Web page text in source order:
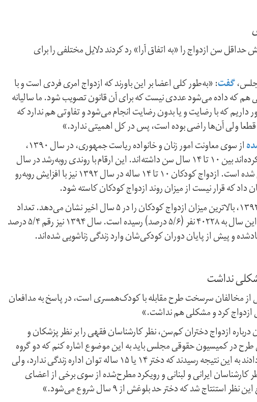
سن ازدواج را «به اتفاق آرا» رد کردند دلایل مختلفی را برای
گفت: «به‌طور کلی اعضا بر این باورند که ازدواج امری فردی است و با
هم که داده می‌شود عددی نیست که برای آن قانون تصویب شود. ما سالیانه
ازدواج زیر ۱۳ سال در کشور داریم که با رضایت و یا بدون رضایت انجام می‌شود و تفاوتی هم ندارد که
ولی آن‌ها راضی بوده است، پس در کل اهمیتی ندارد.»
از سوی معاونت امور زنان و خانواده ریاست جمهوری، در سال ۱۳۹۰،
۳۹۶۰۹ نفر ( ۴/۵ درصد) از کودکانی که ازدواج کرده‌اند بین ۱۰ تا ۱۴ سال سن داشته‌اند. این ارقام با روندی رو‌به‌رشد در سال
۱۳۹۱ به ۴/۹ درصد رسیده و ۴۰۴۶۴ نفر را شامل شده است. ازدواج کودکان ۱۰ تا ۱۴ ساله در سال ۱۳۹۲ نیز با افزایش رو‌به‌رو
بر‌اساس اعلام سازمان ثبت احوال کشور، سال ۱۳۹۳، بالاترین میزان ازدواج کودکان را در ۵ سال اخیر نشان می‌دهد. تعداد
کودکان ۱۰ تا ۱۴ ساله‌ای که ازدواج کرده‌اند در این سال به ۴۰۲۲۸ نفر (۵/۶ درصد) رسیده است. سال ۱۳۹۴ نیز رقم ۵/۴ درصد
نداشت
مخالفان سرسخت طرح مقابله با کودک‌همسری است، در پاسخ به مدافعان
ازدواج دختران کم‌سن، نظر کارشناسان فقهی را بر نظر پزشکان و
طرح در کمیسیون حقوقی مجلس باید به این موضوع اشاره کنم که دو گروه
پزشکان و روانشناسان در بررسی‌هایی که انجام دادند به این نتیجه رسیدند که دختر ۱۴ یا ۱۵ ساله توان اداره زندگی ندارد، ولی
ایرانی و لبنانی و رویکرد مطرح‌شده از سوی برخی از اعضای
شد که دختر حد بلوغش از ۹ سال شروع می‌شود.»